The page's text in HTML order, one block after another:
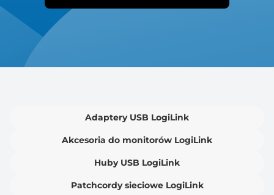
Adaptery USB LogiLink
Akcesoria do monitorów LogiLink
Huby USB LogiLink
Patchcordy sieciowe LogiLink